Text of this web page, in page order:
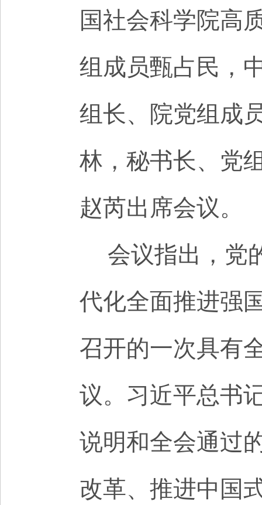
国社会科学院高
组成员甄占民，
组长、院党组成
林，秘书长、党
赵芮出席会议。
会议指出，党
代化全面推进强
召开的一次具有
议。习近平总书
说明和全会通过
改革、推进中国